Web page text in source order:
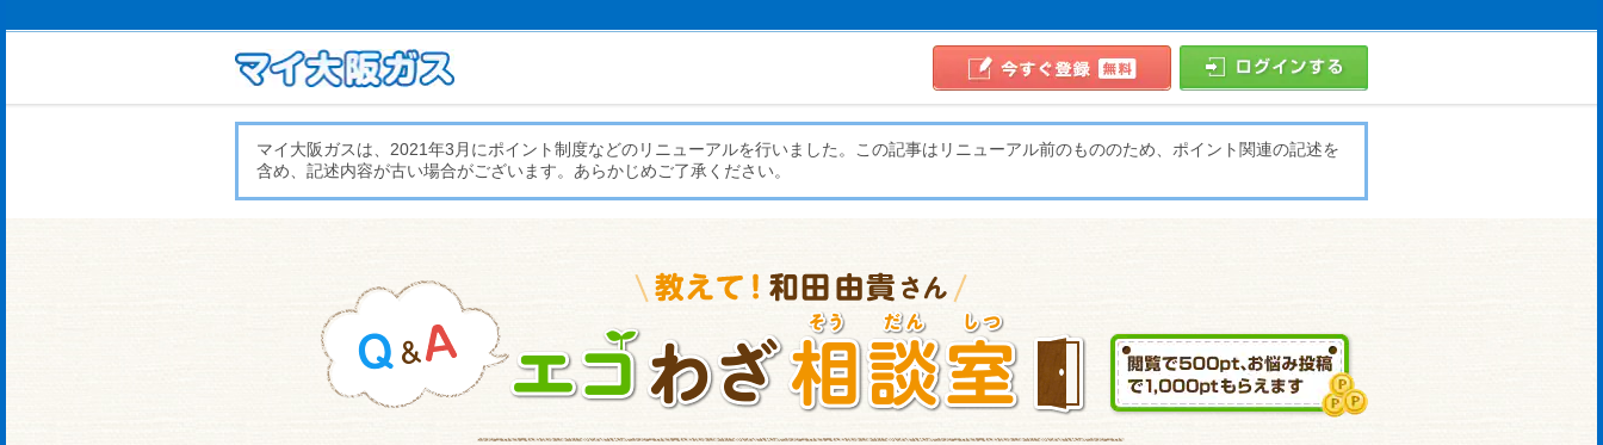
マイ大阪ガスは、2021年3月にポイント制度などのリニューアルを行いました。この記事はリニューアル前のもののため、ポイント関連の記述を
含め、記述内容が古い場合がございます。あらかじめご了承ください。